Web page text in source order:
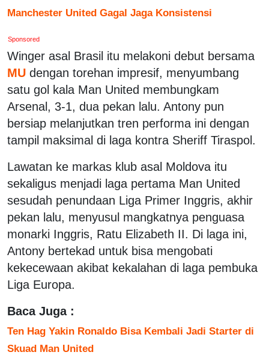
Manchester United Gagal Jaga Konsistensi
Sponsored
Winger asal Brasil itu melakoni debut bersama
MU dengan torehan impresif, menyumbang
satu gol kala Man United membungkam
Arsenal, 3-1, dua pekan lalu. Antony pun
bersiap melanjutkan tren performa ini dengan
tampil maksimal di laga kontra Sheriff Tiraspol.
Lawatan ke markas klub asal Moldova itu
sekaligus menjadi laga pertama Man United
sesudah penundaan Liga Primer Inggris, akhir
pekan lalu, menyusul mangkatnya penguasa
monarki Inggris, Ratu Elizabeth II. Di laga ini,
Antony bertekad untuk bisa mengobati
kekecewaan akibat kekalahan di laga pembuka
Liga Europa.
Baca Juga :
Ten Hag Yakin Ronaldo Bisa Kembali Jadi Starter di
Skuad Man United